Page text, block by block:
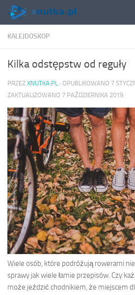
Skip to content
KALEJDOSKOP
Kilka odstępstw od reguły
PRZEZ XNUTKA.PL · OPUBLIKOWANO 7
ZAKTUALIZOWANO 7 PAŹDZIERNIKA 2019
Wiele osób, które podróżują rowerami
sprawy jak wiele łamie przepisów. Czy
może jeździć chodnikiem, że miejscem